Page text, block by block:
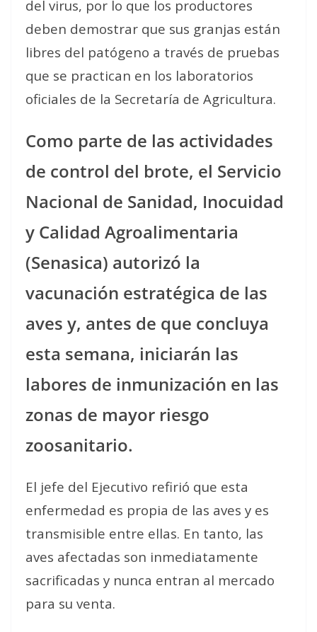
del virus, por lo que los productores
deben demostrar que sus granjas están
libres del patógeno a través de pruebas
que se practican en los laboratorios
oficiales de la Secretaría de Agricultura.
Como parte de las actividades
de control del brote, el Servicio
Nacional de Sanidad, Inocuidad
y Calidad Agroalimentaria
(Senasica) autorizó la
vacunación estratégica de las
aves y, antes de que concluya
esta semana, iniciarán las
labores de inmunización en las
zonas de mayor riesgo
zoosanitario.
El jefe del Ejecutivo refirió que esta
enfermedad es propia de las aves y es
transmisible entre ellas. En tanto, las
aves afectadas son inmediatamente
sacrificadas y nunca entran al mercado
para su venta.